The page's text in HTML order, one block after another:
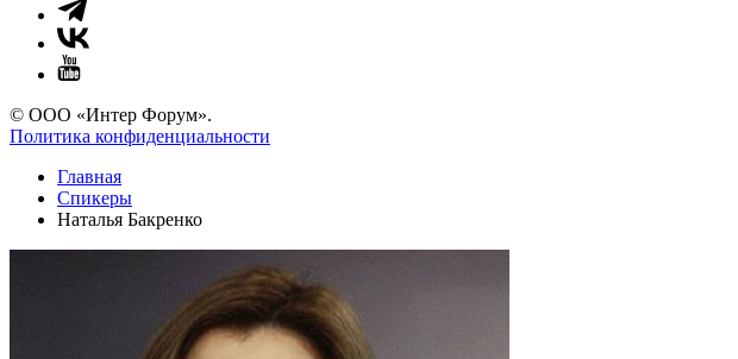
© ООО «Интер Форум».
Политика конфиденциальности
Главная
Спикеры
Наталья Бакренко